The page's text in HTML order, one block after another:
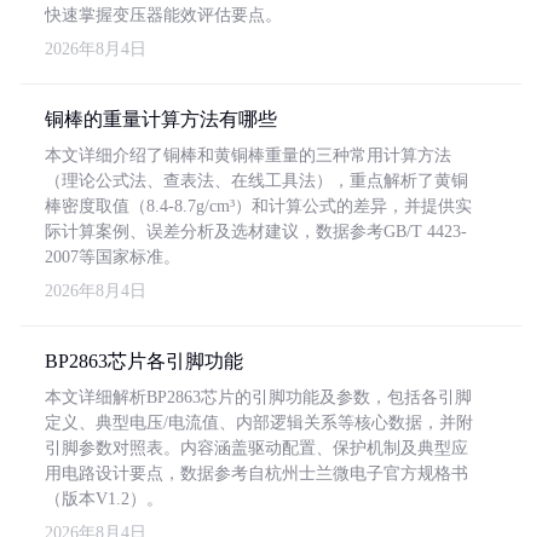
快速掌握变压器能效评估要点。
2026年8月4日
铜棒的重量计算方法有哪些
本文详细介绍了铜棒和黄铜棒重量的三种常用计算方法
（理论公式法、查表法、在线工具法），重点解析了黄铜
棒密度取值（8.4-8.7g/cm³）和计算公式的差异，并提供实
际计算案例、误差分析及选材建议，数据参考GB/T 4423-
2007等国家标准。
2026年8月4日
BP2863芯片各引脚功能
本文详细解析BP2863芯片的引脚功能及参数，包括各引脚
定义、典型电压/电流值、内部逻辑关系等核心数据，并附
引脚参数对照表。内容涵盖驱动配置、保护机制及典型应
用电路设计要点，数据参考自杭州士兰微电子官方规格书
（版本V1.2）。
2026年8月4日